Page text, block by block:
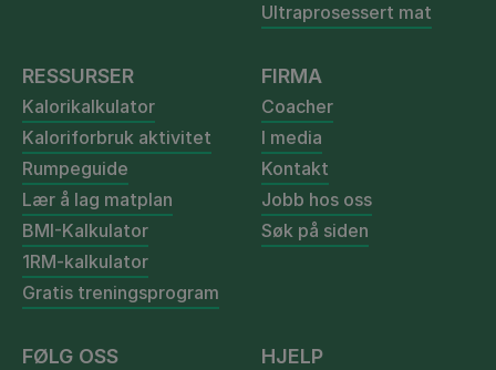
Ultraprosessert mat
RESSURSER
Kalorikalkulator
Kaloriforbruk aktivitet
Rumpeguide
Lær å lag matplan
BMI-Kalkulator
1RM-kalkulator
Gratis treningsprogram
FIRMA
Coacher
I media
Kontakt
Jobb hos oss
Søk på siden
FØLG OSS HJELP